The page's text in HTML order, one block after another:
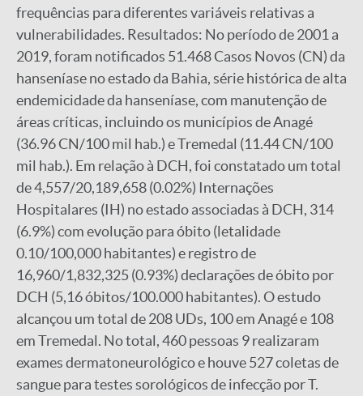
frequências para diferentes variáveis relativas a
vulnerabilidades. Resultados: No período de 2001 a
2019, foram notificados 51.468 Casos Novos (CN) da
hanseníase no estado da Bahia, série histórica de alta
endemicidade da hanseníase, com manutenção de
áreas críticas, incluindo os municípios de Anagé
(36.96 CN/100 mil hab.) e Tremedal (11.44 CN/100
mil hab.). Em relação à DCH, foi constatado um total
de 4,557/20,189,658 (0.02%) Internações
Hospitalares (IH) no estado associadas à DCH, 314
(6.9%) com evolução para óbito (letalidade
0.10/100,000 habitantes) e registro de
16,960/1,832,325 (0.93%) declarações de óbito por
DCH (5,16 óbitos/100.000 habitantes). O estudo
alcançou um total de 208 UDs, 100 em Anagé e 108
em Tremedal. No total, 460 pessoas 9 realizaram
exames dermatoneurológico e houve 527 coletas de
sangue para testes sorológicos de infecção por T.